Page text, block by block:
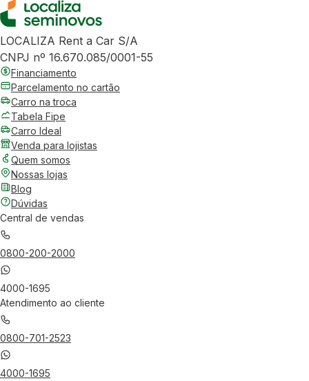
LOCALIZA Rent a Car S/A
CNPJ nº 16.670.085/0001-55
Financiamento
Parcelamento no cartão
Carro na troca
Tabela Fipe
Carro Ideal
Venda para lojistas
Quem somos
Nossas lojas
Blog
Dúvidas
Central de vendas
0800-200-2000
4000-1695
Atendimento ao cliente
0800-701-2523
4000-1695